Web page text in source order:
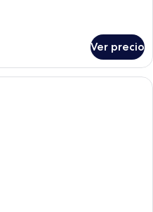
Ver precio
Una habitación de hotel con sofá,